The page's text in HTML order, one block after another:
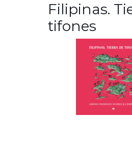
Filipinas.
tifones